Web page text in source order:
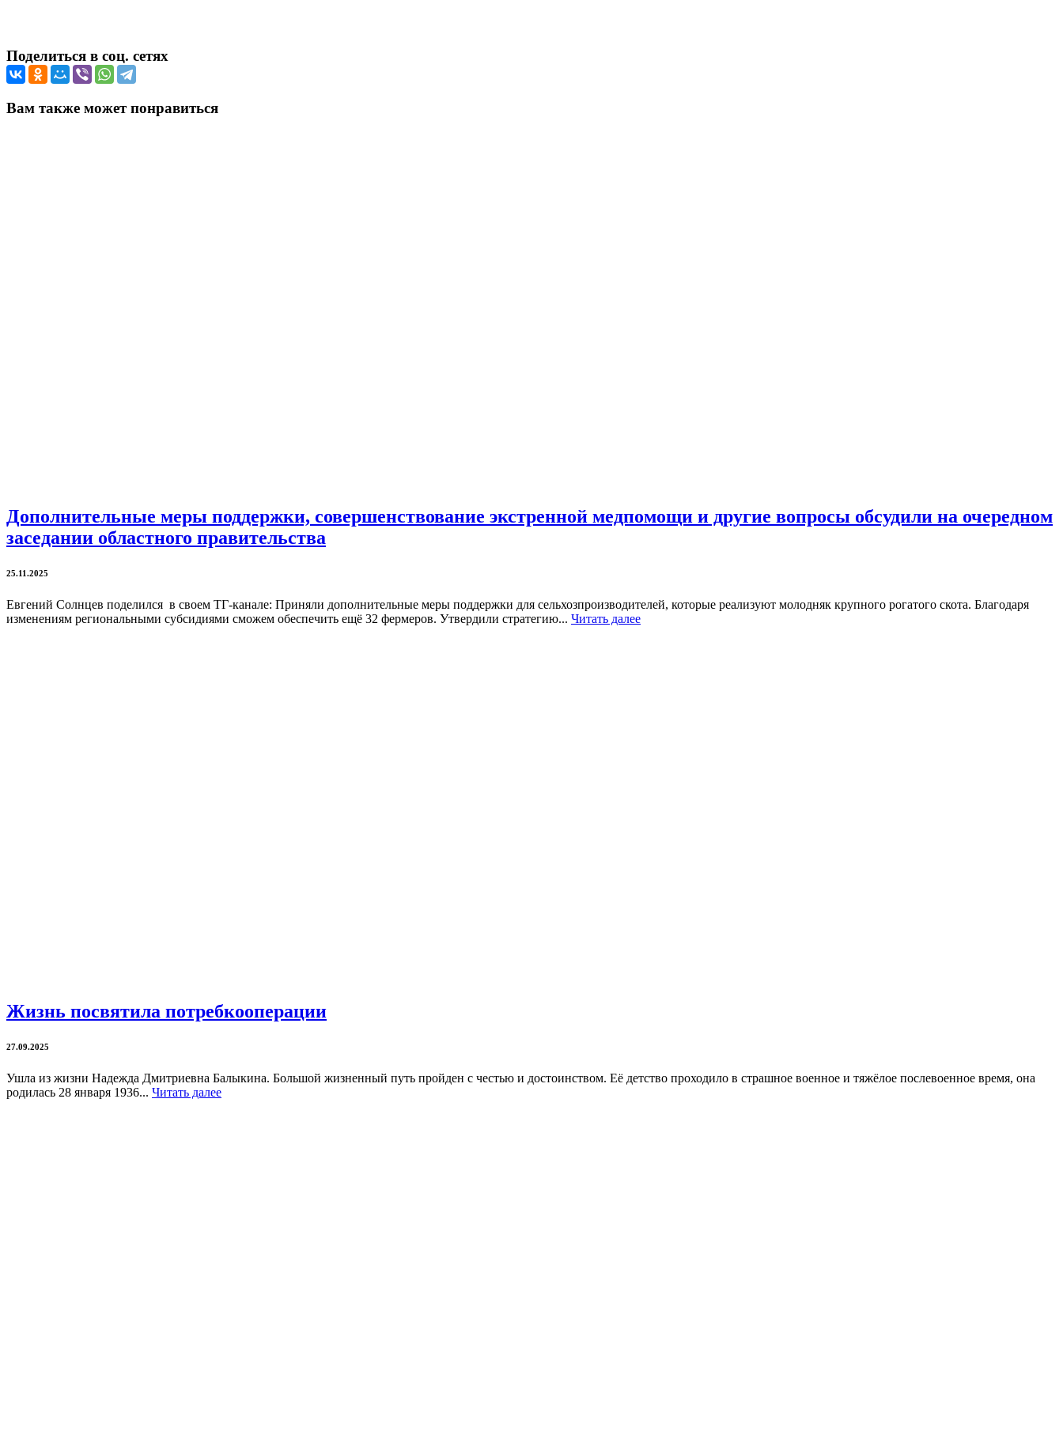
Поделиться в соц. сетях
Вам также может понравиться
Дополнительные меры поддержки, совершенствование экстренной медпомощи и другие вопросы обсудили на очередном
заседании областного правительства
25.11.2025
Евгений Солнцев поделился в своем ТГ-канале: Приняли дополнительные меры поддержки для сельхозпроизводителей, которые реализуют молодняк крупного рогатого скота. Благодаря
изменениям региональными субсидиями сможем обеспечить ещё 32 фермеров. Утвердили стратегию... Читать далее
Жизнь посвятила потребкооперации
27.09.2025
Ушла из жизни Надежда Дмитриевна Балыкина. Большой жизненный путь пройден с честью и достоинством. Её детство проходило в страшное военное и тяжёлое послевоенное время, она
родилась 28 января 1936... Читать далее